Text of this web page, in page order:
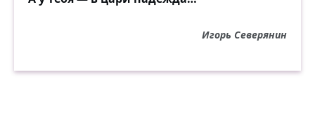
Игорь Северянин